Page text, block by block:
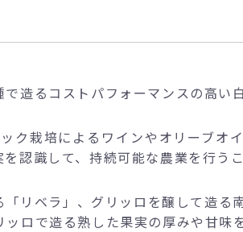
造るコストパフォーマンスの高い
栽培によるワインやオリーブオ
認識して、持続可能な農業を行う
リベラ」、グリッロを醸して造る
ロで造る熟した果実の厚みや甘味